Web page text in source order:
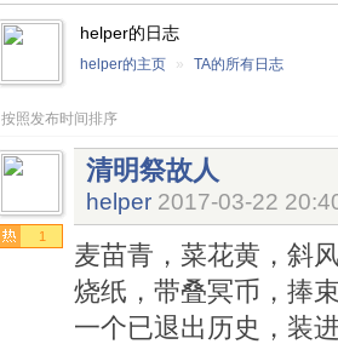
helper的日志
helper的主页 » TA的所有日志
按照发布时间排序
1
清明祭故人
helper 2017-03-22
麦苗青，菜花黄，斜
烧纸，带叠冥币，捧
一个已退出历史，装